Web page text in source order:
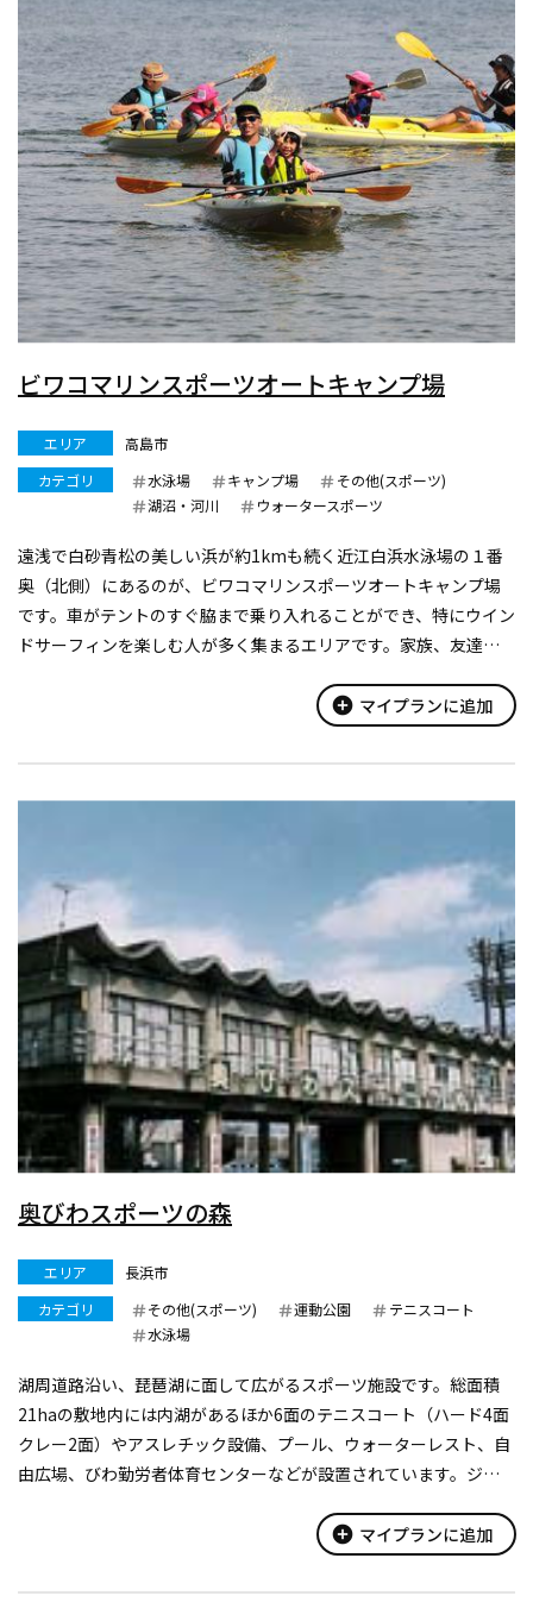
ビワコマリンスポーツオートキャンプ場
エリア
高島市
カテゴリ
水泳場 キャンプ場
その他(スポーツ)
湖沼・河川
ウォータースポーツ
遠浅で白砂青松の美しい浜が約1kmも続く近江白浜水泳場の１番
奥（北側）にあるのが、ビワコマリンスポーツオートキャンプ場
です。車がテントのすぐ脇まで乗り入れることができ、特にウイン
ドサーフィンを楽しむ人が多く集まるエリアです。家族、友達、
add_circle マイプランに追加
奥びわスポーツの森
エリア
長浜市
カテゴリ
その他(スポーツ) 運動公園
テニスコート
水泳場
湖周道路沿い、琵琶湖に面して広がるスポーツ施設です。総面積
21haの敷地内には内湖があるほか6面のテニスコート（ハード4面
クレー2面）やアスレチック設備、プール、ウォーターレスト、自
由広場、びわ勤労者体育センターなどが設置されています。ジョ
add_circle マイプランに追加